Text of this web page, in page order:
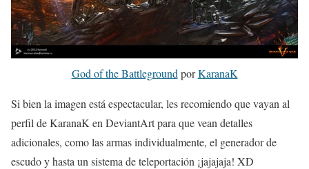
God of the Battleground porKaranaK
Si bien la imagen está espectacular, les recomiendo que vayan al
perfil de KaranaK en DeviantArt para que vean detalles
adicionales, como las armas individualmente, el generador de
escudo y hasta un sistema de teleportación ¡jajajaja! XD